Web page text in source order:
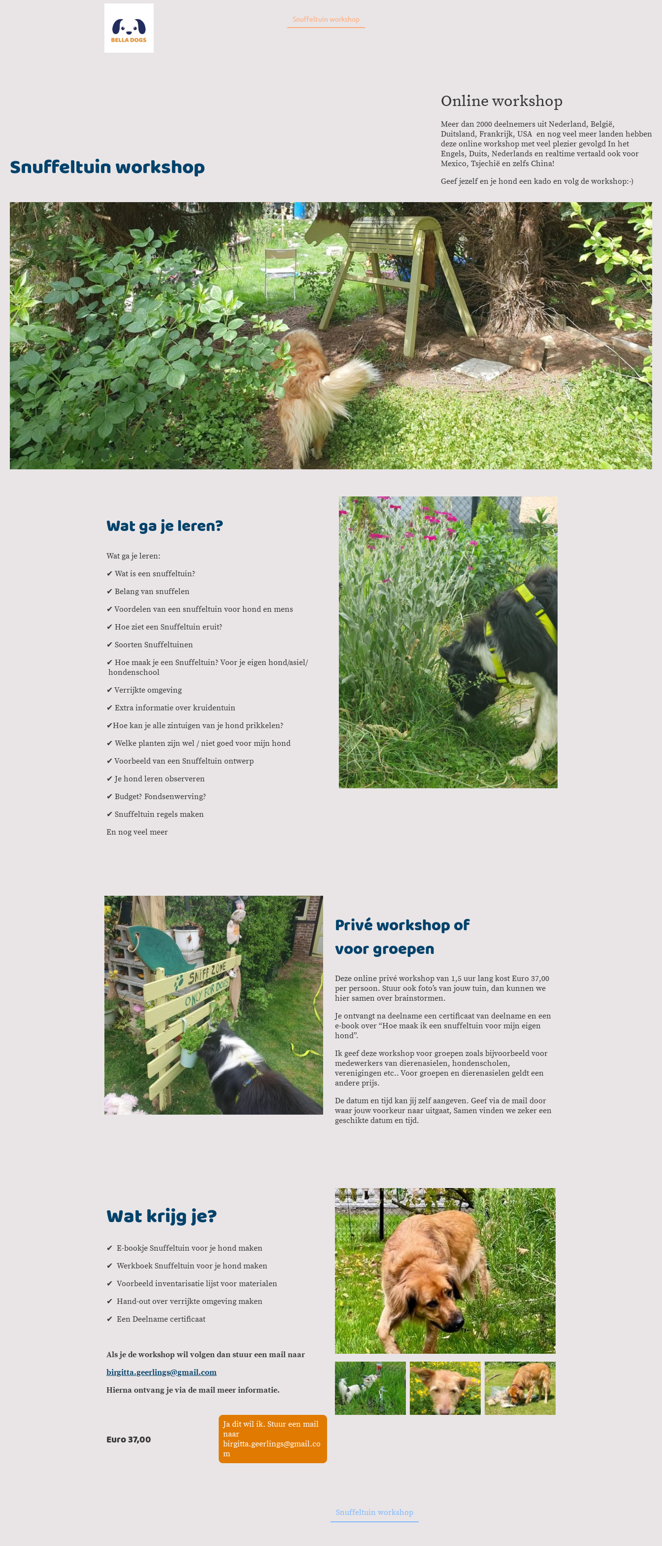
Snuffeltuin workshop
Snuffeltuin workshop
Online workshop
Meer dan 2000 deelnemers uit Nederland, België,
Duitsland, Frankrijk, USA en nog veel meer landen hebben
deze online workshop met veel plezier gevolgd In het
Engels, Duits, Nederlands en realtime vertaald ook voor
Mexico, Tsjechië en zelfs China!
Geef jezelf en je hond een kado en volg de workshop:-)
Wat ga je leren?
Wat ga je leren:
✔ Wat is een snuffeltuin?
✔ Belang van snuffelen
✔ Voordelen van een snuffeltuin voor hond en mens
✔ Hoe ziet een Snuffeltuin eruit?
✔ Soorten Snuffeltuinen
✔ Hoe maak je een Snuffeltuin? Voor je eigen hond/asiel/
hondenschool
✔ Verrijkte omgeving
✔ Extra informatie over kruidentuin
✔Hoe kan je alle zintuigen van je hond prikkelen?
✔ Welke planten zijn wel / niet goed voor mijn hond
✔ Voorbeeld van een Snuffeltuin ontwerp
✔ Je hond leren observeren
✔ Budget? Fondsenwerving?
✔ Snuffeltuin regels maken
En nog veel meer
Privé workshop of
voor groepen
Deze online privé workshop van 1,5 uur lang kost Euro 37,00
per persoon. Stuur ook foto’s van jouw tuin, dan kunnen we
hier samen over brainstormen.
Je ontvangt na deelname een certificaat van deelname en een
e-book over “Hoe maak ik een snuffeltuin voor mijn eigen
hond”.
Ik geef deze workshop voor groepen zoals bijvoorbeeld voor
medewerkers van dierenasielen, hondenscholen,
verenigingen etc.. Voor groepen en dierenasielen geldt een
andere prijs.
De datum en tijd kan jij zelf aangeven. Geef via de mail door
waar jouw voorkeur naar uitgaat, Samen vinden we zeker een
geschikte datum en tijd.
Wat krijg je?
✔ E-bookje Snuffeltuin voor je hond maken
✔ Werkboek Snuffeltuin voor je hond maken
✔ Voorbeeld inventarisatie lijst voor materialen
✔ Hand-out over verrijkte omgeving maken
✔ Een Deelname certificaat
Als je de workshop wil volgen dan stuur een mail naar
birgitta.geerlings@gmail.com
Hierna ontvang je via de mail meer informatie.
Euro 37,00
Ja dit wil ik. Stuur een mail
naar
birgitta.geerlings@gmail.co
m
Snuffeltuin workshop